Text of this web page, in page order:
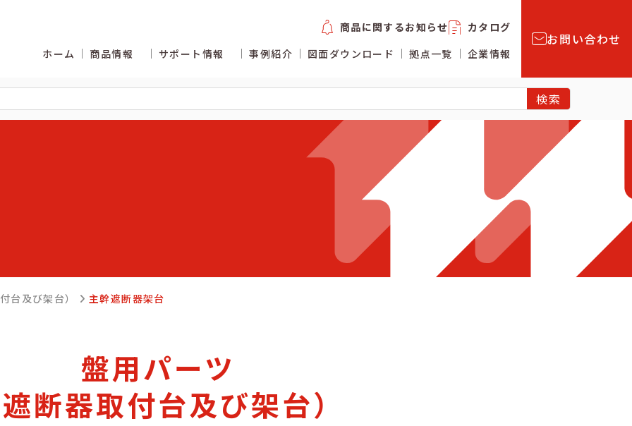
商品に関するお知らせ
カタログ
ホーム
商品情報
サポート情報
事例紹介 図面ダウンロード 拠点一覧 企業情報
お問い合わせ
台及び架台） 主幹遮断器架台
盤用パーツ
断器取付台及び架台）